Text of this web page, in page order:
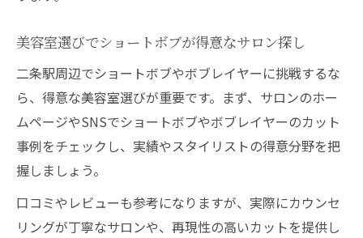
美容室選びでショートボブが得意なサロン探し
二条駅周辺でショートボブやボブレイヤーに挑戦するな
ら、得意な美容室選びが重要です。まず、サロンのホー
ムページやSNSでショートボブやボブレイヤーのカット
事例をチェックし、実績やスタイリストの得意分野を把
握しましょう。
口コミやレビューも参考になりますが、実際にカウンセ
リングが丁寧なサロンや、再現性の高いカットを提供し